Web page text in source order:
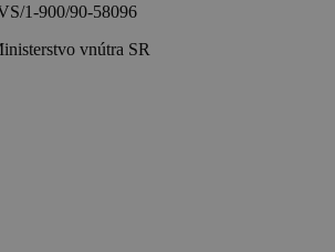
1-900/90-58096
vnútra SR